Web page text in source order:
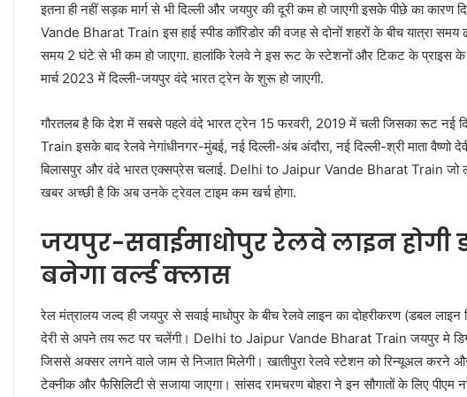
इतना ही नहीं सड़क मार्ग से भी दिल्ली और जयपुर की दूरी कम हो जाएगी इसके पीछे का
Vande Bharat Train इस हाई स्पीड कॉरिडोर की वजह से दोनों शहरों के बीच यात्रा
समय 2 घंटे से भी कम हो जाएगा. हालांकि रेलवे ने इस रूट के स्टेशनों और टिकट के प्राइस के
मार्च 2023 में दिल्ली-जयपुर वंदे भारत ट्रेन के शुरू हो जाएगी.
गौरतलब है कि देश में सबसे पहले वंदे भारत ट्रेन 15 फरवरी, 2019 में चली जिसका रूट नई
Train इसके बाद रेलवे नेगांधीनगर-मुंबई, नई दिल्ली-अंब अंदौरा, नई दिल्ली-श्री माता वैष्णो
बिलासपुर और वंदे भारत एक्सप्रेस चलाई. Delhi to Jaipur Vande Bharat Train जो
खबर अच्छी है कि अब उनके ट्रेवल टाइम कम खर्च होगा.
जयपुर-सवाईमाधोपुर रेलवे लाइन होगी
बनेगा वर्ल्ड क्लास
रेल मंत्रालय जल्द ही जयपुर से सवाई माधोपुर के बीच रेलवे लाइन का दोहरीकरण (डबल
देरी से अपने तय रूट पर चलेंगी। Delhi to Jaipur Vande Bharat Train जयपुर मे डिग्गी-
जिससे अक्सर लगने वाले जाम से निजात मिलेगी। खातीपुरा रेलवे स्टेशन को रिन्यूअल करने
टेक्नीक और फैसिलिटी से सजाया जाएगा। सांसद रामचरण बोहरा ने इन सौगातों के लिए पीएम